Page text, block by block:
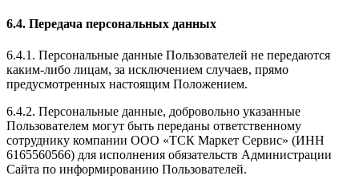
6.4. Передача персональных данных
6.4.1. Персональные данные Пользователей не передаются
каким-либо лицам, за исключением случаев, прямо
предусмотренных настоящим Положением.
6.4.2. Персональные данные, добровольно указанные
Пользователем могут быть переданы ответственному
сотруднику компании ООО «ТСК Маркет Сервис» (ИНН
6165560566) для исполнения обязательств Администрации
Сайта по информированию Пользователей.